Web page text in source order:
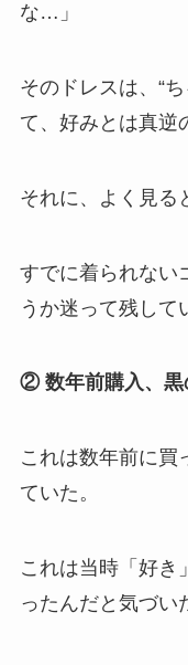
な…」
そのドレスは、“
て、好みとは真逆
それに、よく見
すでに着られない
うか迷って残して
② 数年前購入、黒
これは数年前に買
ていた。
これは当時「好き
ったんだと気づい